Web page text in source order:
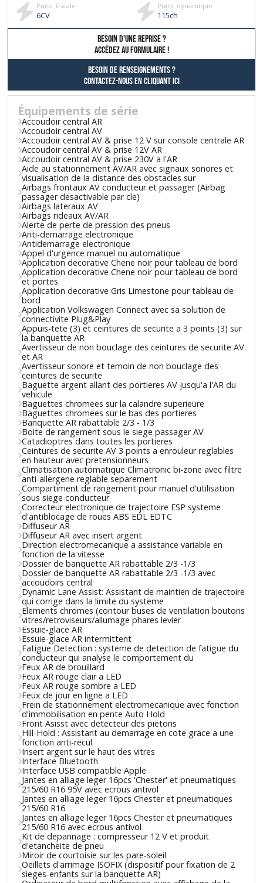
Puiss. fiscale
6CV
Puiss. dynamique
115ch
besoin d'une reprise ?
AccÉdez au formulaire !
Besoin de renseignements ?
contactez-nous en cliquant ici
Équipements de série
Accoudoir central AR
Accoudoir central AV
Accoudoir central AV & prise 12 V sur console centrale AR
Accoudoir central AV & prise 12V AR
Accoudoir central AV & prise 230V a l'AR
Aide au stationnement AV/AR avec signaux sonores et
visualisation de la distance des obstacles sur
Airbags frontaux AV conducteur et passager (Airbag
passager desactivable par cle)
Airbags lateraux AV
Airbags rideaux AV/AR
Alerte de perte de pression des pneus
Anti-demarrage electronique
Antidemarrage electronique
Appel d'urgence manuel ou automatique
Application decorative Chene noir pour tableau de bord
Application decorative Chene noir pour tableau de bord
et portes
Application decorative Gris Limestone pour tableau de
bord
Application Volkswagen Connect avec sa solution de
connectivite Plug&Play
Appuis-tete (3) et ceintures de securite a 3 points (3) sur
la banquette AR
Avertisseur de non bouclage des ceintures de securite AV
et AR
Avertisseur sonore et temoin de non bouclage des
ceintures de securite
Baguette argent allant des portieres AV jusqu'a l'AR du
vehicule
Baguettes chromees sur la calandre superieure
Baguettes chromees sur le bas des portieres
Banquette AR rabattable 2/3 - 1/3
Boite de rangement sous le siege passager AV
Catadioptres dans toutes les portieres
Ceintures de securite AV 3 points a enrouleur reglables
en hauteur avec pretensionneurs
Climatisation automatique Climatronic bi-zone avec filtre
anti-allergene reglable separement
Compartiment de rangement pour manuel d'utilisation
sous siege conducteur
Correcteur electronique de trajectoire ESP systeme
d'antiblocage de roues ABS EDL EDTC
Diffuseur AR
Diffuseur AR avec insert argent
Direction electromecanique a assistance variable en
fonction de la vitesse
Dossier de banquette AR rabattable 2/3 -1/3
Dossier de banquette AR rabattable 2/3 -1/3 avec
accoudoirs central
Dynamic Lane Assist: Assistant de maintien de trajectoire
qui corrige dans la limite du systeme
Elements chromes (contour buses de ventilation boutons
vitres/retroviseurs/allumage phares levier
Essuie-glace AR
Essuie-glace AR intermittent
Fatigue Detection : systeme de detection de fatigue du
conducteur qui analyse le comportement du
Feux AR de brouillard
Feux AR rouge clair a LED
Feux AR rouge sombre a LED
Feux de jour en ligne a LED
Frein de stationnement electromecanique avec fonction
d'immobilisation en pente Auto Hold
Front Asisst avec detecteur des pietons
Hill-Hold : Assistant au demarrage en cote grace a une
fonction anti-recul
Insert argent sur le haut des vitres
Interface Bluetooth
Interface USB compatible Apple
Jantes en alliage leger 16pcs 'Chester' et pneumatiques
215/60 R16 95V avec ecrous antivol
Jantes en alliage leger 16pcs Chester et pneumatiques
215/60 R16
Jantes en alliage leger 16pcs Chester et pneumatiques
215/60 R16 avec ecrous antivol
Kit de depannage : compresseur 12 V et produit
d'etancheite de pneu
Miroir de courtoisie sur les pare-soleil
Oeillets d'arrimage ISOFIX (dispositif pour fixation de 2
sieges-enfants sur la banquette AR)